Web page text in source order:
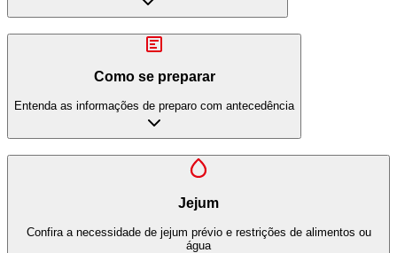
Como se preparar
Entenda as informações de preparo com antecedência
Jejum
Confira a necessidade de jejum prévio e restrições de alimentos ou
água